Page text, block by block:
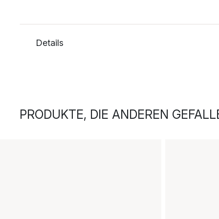
Details
PRODUKTE, DIE ANDEREN